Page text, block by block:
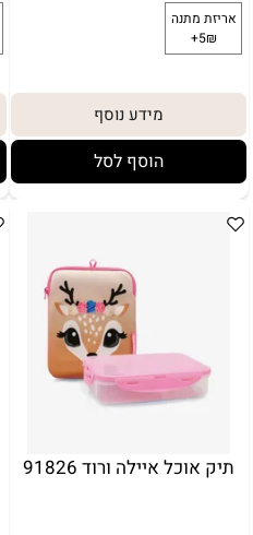
מתנה:
5₪+
מידע נוסף
הוסף לסל
תיק אוכל איילה ורוד 91826